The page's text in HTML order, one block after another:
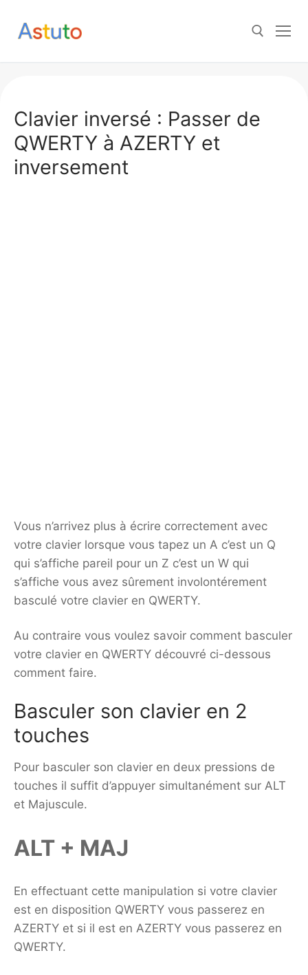
Clavier inversé : Passer de
QWERTY à AZERTY et
inversement
Vous n’arrivez plus à écrire correctement avec
votre clavier lorsque vous tapez un A c’est un Q
qui s’affiche pareil pour un Z c’est un W qui
s’affiche vous avez sûrement involontérement
basculé votre clavier en QWERTY.
Au contraire vous voulez savoir comment basculer
votre clavier en QWERTY découvré ci-dessous
comment faire.
Basculer son clavier en 2
touches
Pour basculer son clavier en deux pressions de
touches il suffit d’appuyer simultanément sur ALT
et Majuscule.
ALT + MAJ
En effectuant cette manipulation si votre clavier
est en disposition QWERTY vous passerez en
AZERTY et si il est en AZERTY vous passerez en
QWERTY.